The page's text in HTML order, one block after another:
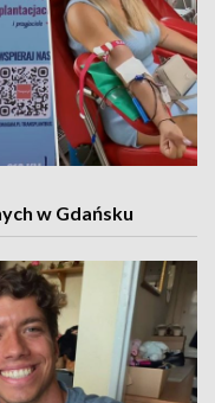
w Gdańsku